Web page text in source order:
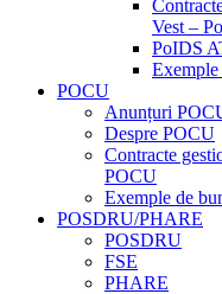
Vest –
PoIDS
POCU
Anunțuri
Despre POCU
Contracte
POCU
Exemple de
POSDRU/PHARE
POSDRU
FSE
PHARE